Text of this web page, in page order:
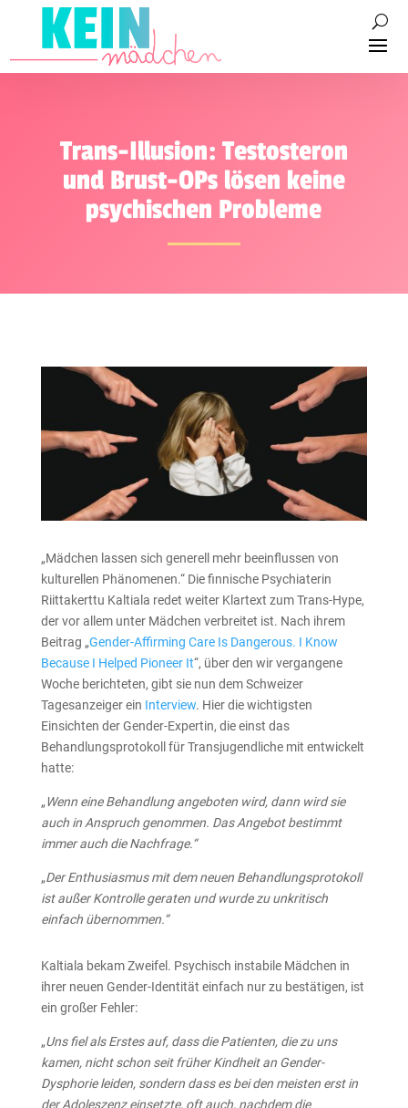
Trans-Illusion: Testosteron
und Brust-OPs lösen keine
psychischen Probleme
„Mädchen lassen sich generell mehr beeinflussen von
kulturellen Phänomenen.“ Die finnische Psychiaterin
Riittakerttu Kaltiala redet weiter Klartext zum Trans-Hype,
der vor allem unter Mädchen verbreitet ist. Nach ihrem
Beitrag „Gender-Affirming Care Is Dangerous. I Know
Because I Helped Pioneer It“, über den wir vergangene
Woche berichteten, gibt sie nun dem Schweizer
Tagesanzeiger ein Interview. Hier die wichtigsten
Einsichten der Gender-Expertin, die einst das
Behandlungsprotokoll für Transjugendliche mit entwickelt
hatte:
„Wenn eine Behandlung angeboten wird, dann wird sie
auch in Anspruch genommen. Das Angebot bestimmt
immer auch die Nachfrage.“
„Der Enthusiasmus mit dem neuen Behandlungsprotokoll
ist außer Kontrolle geraten und wurde zu unkritisch
einfach übernommen.“
Kaltiala bekam Zweifel. Psychisch instabile Mädchen in
ihrer neuen Gender-Identität einfach nur zu bestätigen, ist
ein großer Fehler:
„Uns fiel als Erstes auf, dass die Patienten, die zu uns
kamen, nicht schon seit früher Kindheit an Gender-
Dysphorie leiden, sondern dass es bei den meisten erst in
der Adoleszenz einsetzte, oft auch, nachdem die